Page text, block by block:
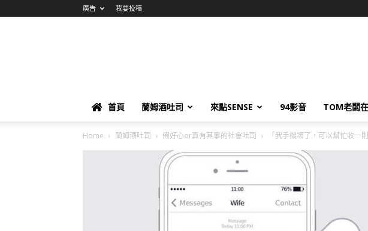
廣告 我要投稿
首頁 蘭姆酒吐司 來點SENSE 94影音 TOM老闆
Home 蘭姆酒吐司 假好心or真有其事的社會吐司 「我手機壞了，可以幫忙收一